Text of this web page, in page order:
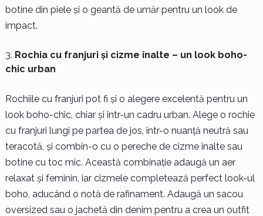
botine din piele și o geantă de umăr pentru un look de
impact.
Rochia cu franjuri și cizme înalte – un look boho-
chic urban
Rochiile cu franjuri pot fi și o alegere excelentă pentru un
look boho-chic, chiar și într-un cadru urban. Alege o rochie
cu franjuri lungi pe partea de jos, într-o nuanță neutră sau
teracotă, și combin-o cu o pereche de cizme înalte sau
botine cu toc mic. Această combinație adaugă un aer
relaxat și feminin, iar cizmele completează perfect look-ul
boho, aducând o notă de rafinament. Adaugă un sacou
oversized sau o jachetă din denim pentru a crea un outfit